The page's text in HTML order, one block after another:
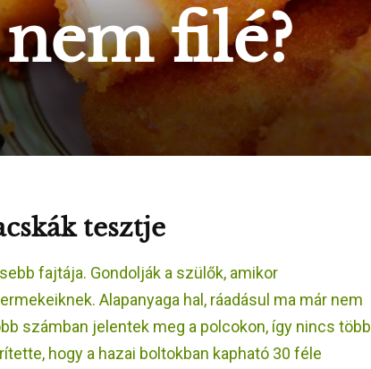
filé?
tesztje
fajtája. Gondolják a szülők, amikor
Alapanyaga hal, ráadásul ma már nem
számban jelentek meg a polcokon, így nincs több
hogy a hazai boltokban kapható 30 féle